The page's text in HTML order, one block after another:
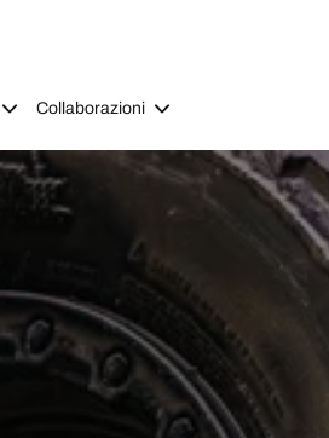
Collaborazioni